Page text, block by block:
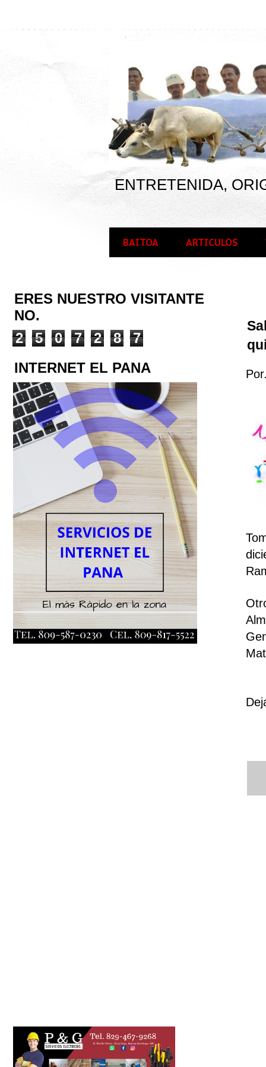
ENTRETENIDA,
BAITOA ARTICULOS
ERES NUESTRO VISITANTE
NO.
2
5 0 7 2 8
7
INTERNET EL PANA